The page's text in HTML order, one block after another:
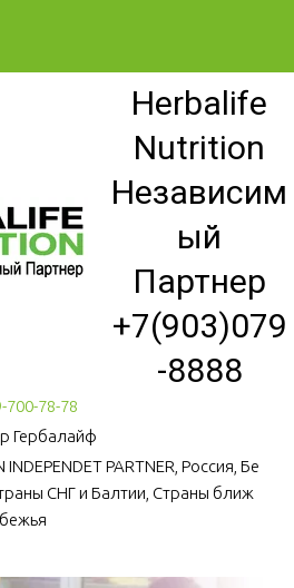
Herbalife
Nutrition
Независим
ый
Партнер
+7(903)079
-8888
700-78-78
Гербалайф
INDEPENDET PARTNER, Россия, Бе
СНГ и Балтии, Страны ближ